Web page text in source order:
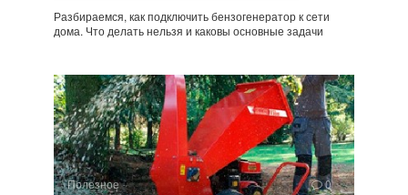
Разбираемся, как подключить бензогенератор к сети
дома. Что делать нельзя и каковы основные задачи
Полезное 0